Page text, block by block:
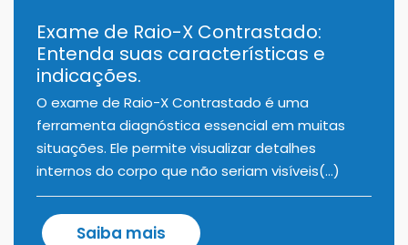
Exame de Raio-X Contrastado:
Entenda suas características e
indicações.
O exame de Raio-X Contrastado é uma
ferramenta diagnóstica essencial em muitas
situações. Ele permite visualizar detalhes
internos do corpo que não seriam visíveis(...)
Saiba mais